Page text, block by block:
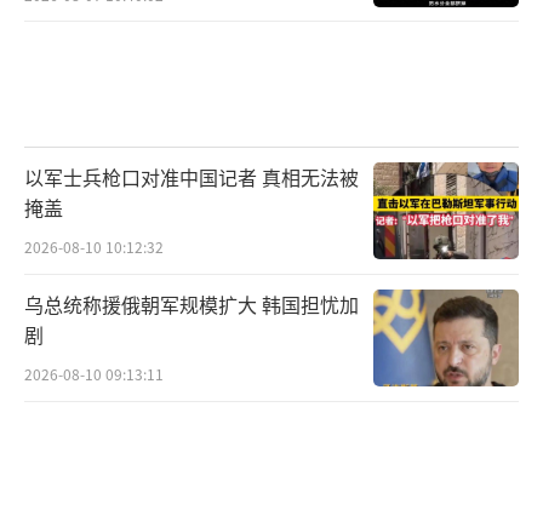
以军士兵枪口对准中国记者 真相无法被
掩盖
2026-08-10 10:12:32
乌总统称援俄朝军规模扩大 韩国担忧加
剧
2026-08-10 09:13:11